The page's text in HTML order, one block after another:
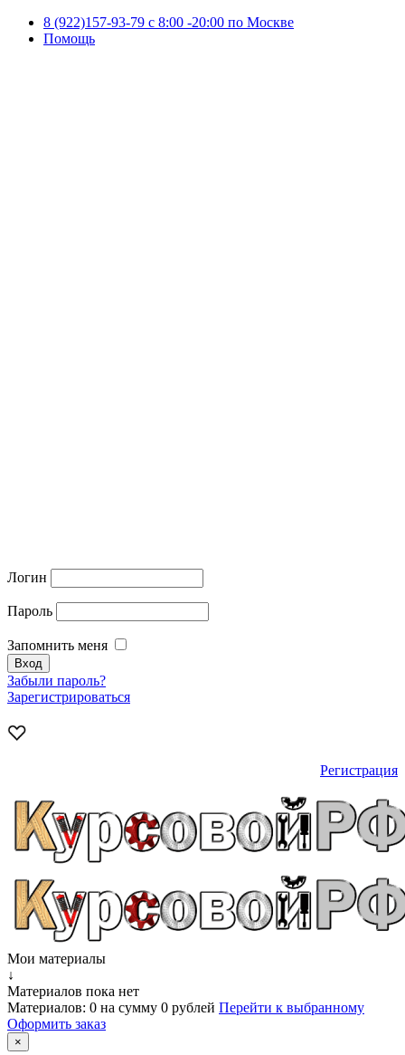
8 (922)157-93-79 c 8:00 -20:00 по Москве
Помощь
Логин
Пароль
Запомнить меня
Забыли пароль?
Зарегистрироваться
Регистрация
Мои материалы
↓
Материалов пока нет
Материалов: 0 на сумму 0 рублей Перейти к выбранному
Оформить заказ
×